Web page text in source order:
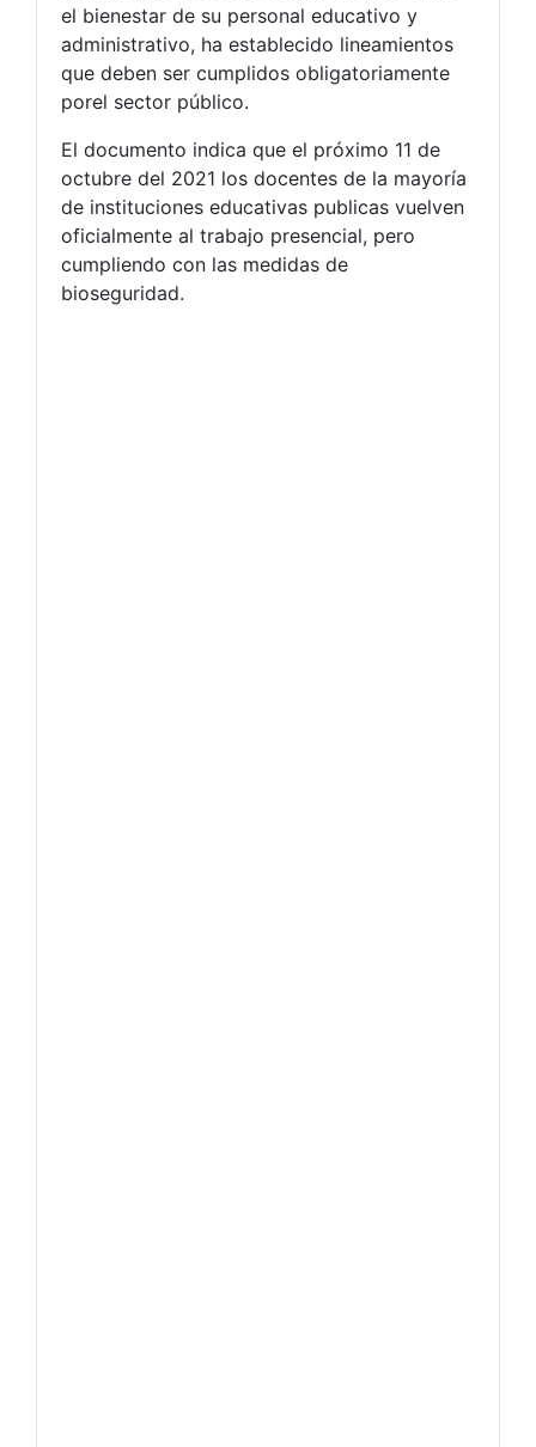
el bienestar de su personal educativo y
administrativo, ha establecido lineamientos
que deben ser cumplidos obligatoriamente
porel sector público.
El documento indica que el próximo 11 de
octubre del 2021 los docentes de la mayoría
de instituciones educativas publicas vuelven
oficialmente al trabajo presencial, pero
cumpliendo con las medidas de
bioseguridad.